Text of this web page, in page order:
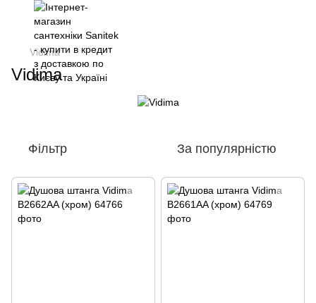
Vidima
Vidima
Фільтр За популярністю